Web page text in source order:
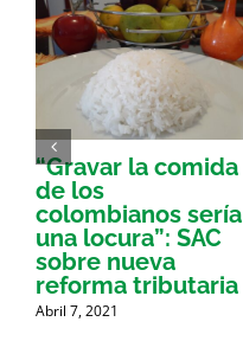
“Gravar la comida
de los
colombianos sería
una locura”: SAC
sobre nueva
reforma tributaria
Abril 7, 2021